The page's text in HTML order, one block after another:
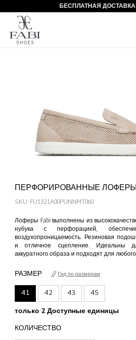
БЕСПЛАТНАЯ ДОСТАВКА
ПЕРФОРИРОВАННЫЕ ЛОФЕРЫ
SKU: FU1321A00PUNNMT060
Лоферы Fabi выполнены из
нубука с перфорацией,
воздухопроницаемость. Резиновая
и отличное сцепление. Идеальны
аккуратного образа и подходят для
РАЗМЕР Гид по размерам
41 42 43
45
только 2 Доступные единицы
КОЛИЧЕСТВО